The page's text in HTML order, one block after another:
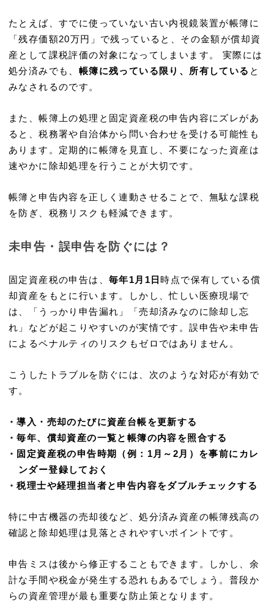
たとえば、すでに使っていない古い内視鏡装置が帳簿に
「残存価額20万円」で残っていると、その金額が償却資
産として課税評価の対象になってしまいます。 実際には
処分済みでも、 帳簿に残っている限り、所有している と
みなされるのです。
また、帳簿上の処理と固定資産税の申告内容にズレがあ
ると、税務署や自治体から問い合わせを受ける可能性も
あります。定期的に帳簿を見直し、不要になった資産は
速やかに除却処理を行うことが大切です。
帳簿と申告内容を正しく連動させることで、無駄な課税
を防ぎ、税務リスクも軽減できます。
未申告・誤申告を防ぐには？
固定資産税の申告は、 毎年1月1日 時点で保有している償
却資産をもとに行います。しかし、忙しい医療現場で
は、「うっかり申告漏れ」「売却済みなのに除却し忘
れ」などが起こりやすいのが実情です。誤申告や未申告
によるペナルティのリスクもゼロではありません。
こうしたトラブルを防ぐには、次のような対応が有効で
す。
・導入・売却のたびに資産台帳を更新する
・毎年、償却資産の一覧と帳簿の内容を照合する
・ 固定資産税の申告時期（例：1月～2月）を事前にカレ
ンダー登録しておく
・税理士や経理担当者と申告内容をダブルチェックする
特に中古機器の売却後など、処分済み資産の帳簿残高の
確認と除却処理は見落とされやすいポイントです。
申告ミスは後から修正することもできます。しかし、余
計な手間や税金が発生する恐れもあるでしょう。普段か
らの資産管理が最も重要な防止策となります。